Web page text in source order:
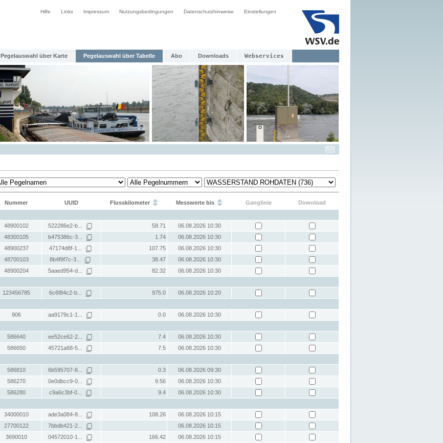
Hilfe Links Impressum Nutzungsbedingungen Datenschutzhinweise Einstellungen
Pegelauswahl über Karte Pegelauswahl über Tabelle Abo Downloads Webservices
Nummer UUID Flusskilometer Messwerte bis Ganglinie
Download
48900102 522286e2-b... 58.71
06.08.2026 10:30
48300105 b475386c-3... 1.74
06.08.2026 10:30
48900237 47174d8f-1... 107.75
06.08.2026 10:30
48700103 8b4f9f7c-3... 38.47
06.08.2026 10:30
48900204 5aaed954-d... 82.32
06.08.2026 10:30
123456785 6c6f84c2-b... 975.0
06.08.2026 10:20
906 aa9179c1-1... 0.0
06.08.2026 10:30
586640 ee52ce62-2... 7.4
06.08.2026 10:30
586650 45721a68-5... 7.5
06.08.2026 10:30
586810 6b595707-8... 0.3
06.08.2026 09:30
586270 0e0dbcc9-0... 9.56
06.08.2026 10:30
586280 c9a6c3bf-0... 9.4
06.08.2026 10:30
34000010 ade3a084-8... 108.26
06.08.2026 10:15
27700122 7bbdb421-2...
06.08.2026 10:15
3690010 04572010-1... 166.42
06.08.2026 10:15